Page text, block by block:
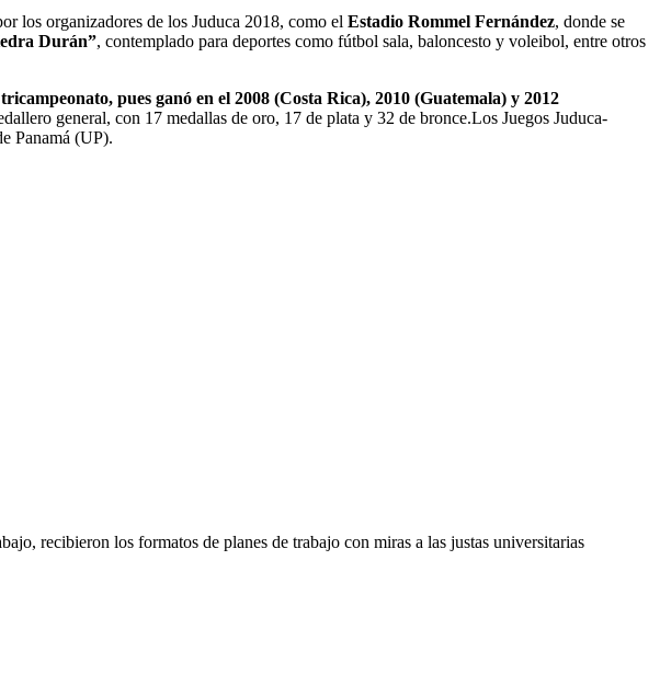
los organizadores de los Juduca 2018, como el Estadio Rommel Fernández, donde se
Durán”, contemplado para deportes como fútbol sala, baloncesto y voleibol, entre otros
pues ganó en el 2008 (Costa Rica), 2010 (Guatemala) y 2012
general, con 17 medallas de oro, 17 de plata y 32 de bronce.Los Juegos Juduca-
Panamá (UP).
recibieron los formatos de planes de trabajo con miras a las justas universitarias